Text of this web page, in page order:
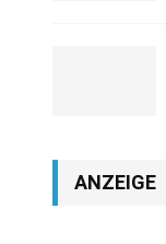
ANZEIGE